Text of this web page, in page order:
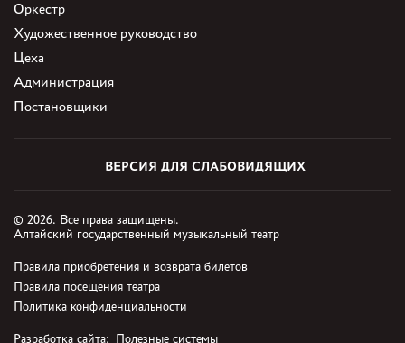
Оркестр
Художественное руководство
Цеха
Администрация
Постановщики
ВЕРСИЯ ДЛЯ СЛАБОВИДЯЩИХ
© 2026. Все права защищены.
Алтайский государственный музыкальный театр
Правила приобретения и возврата билетов
Правила посещения театра
Политика конфиденциальности
Разработка сайта: Полезные системы